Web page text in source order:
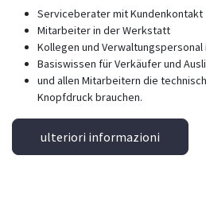
Serviceberater mit Kundenkontakt
Mitarbeiter in der Werkstatt
Kollegen und
Basiswissen für Verkäufer und
und allen Mitarbeitern die
Knopfdruck brauchen.
ulteriori informazioni